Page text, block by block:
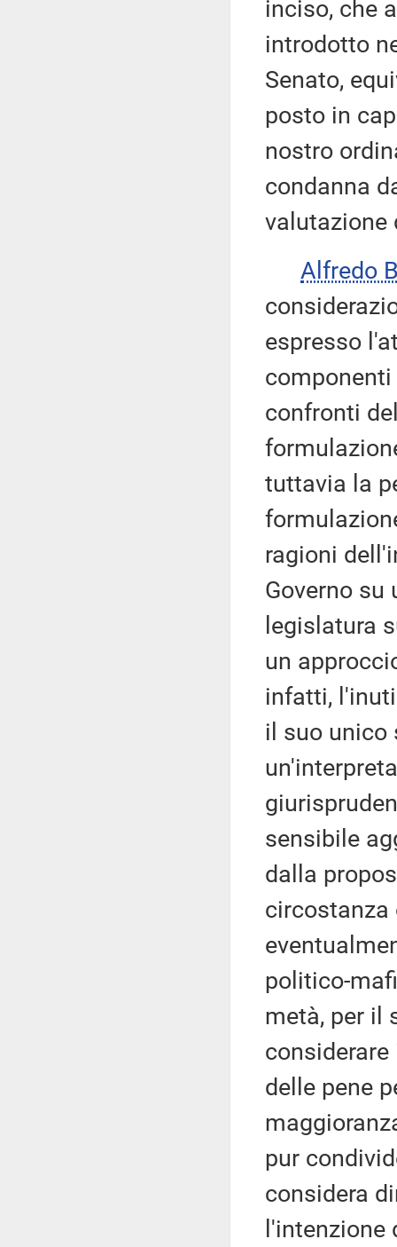
inciso, che
introdotto
Senato,
posto in
nostro
condanna
valutazione
Alfredo
espresso
confronti
tuttavia la
ragioni
Governo su
legislatura
un
infatti,
il suo unico
sensibile
dalla
circostanza
politico-
metà, per il
delle pene
pur
considera